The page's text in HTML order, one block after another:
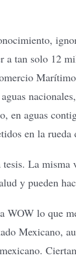
a tan solo 12
en aguas
en la
La
y pueden
WOW lo que
Mexicano,